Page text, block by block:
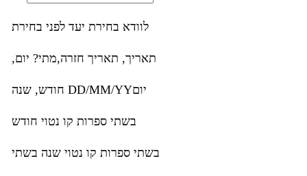
לוודא בחירת יעד לפני בחירת
תאריך, תאריך חזרה,מתי? יום,
DD/MM/YYיום
בשתי ספרות קו נטוי חודש
בשתי ספרות קו נטוי שנה בשתי